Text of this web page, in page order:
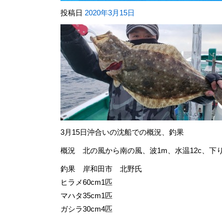
投稿日 2020年3月15日
3月15日沖合いの沈船での概況、釣果
概況 北の風から南の風、波1m、水温12c、下
釣果 岸和田市 北野氏
ヒラメ60cm1匹
マハタ35cm1匹
ガシラ30cm4匹